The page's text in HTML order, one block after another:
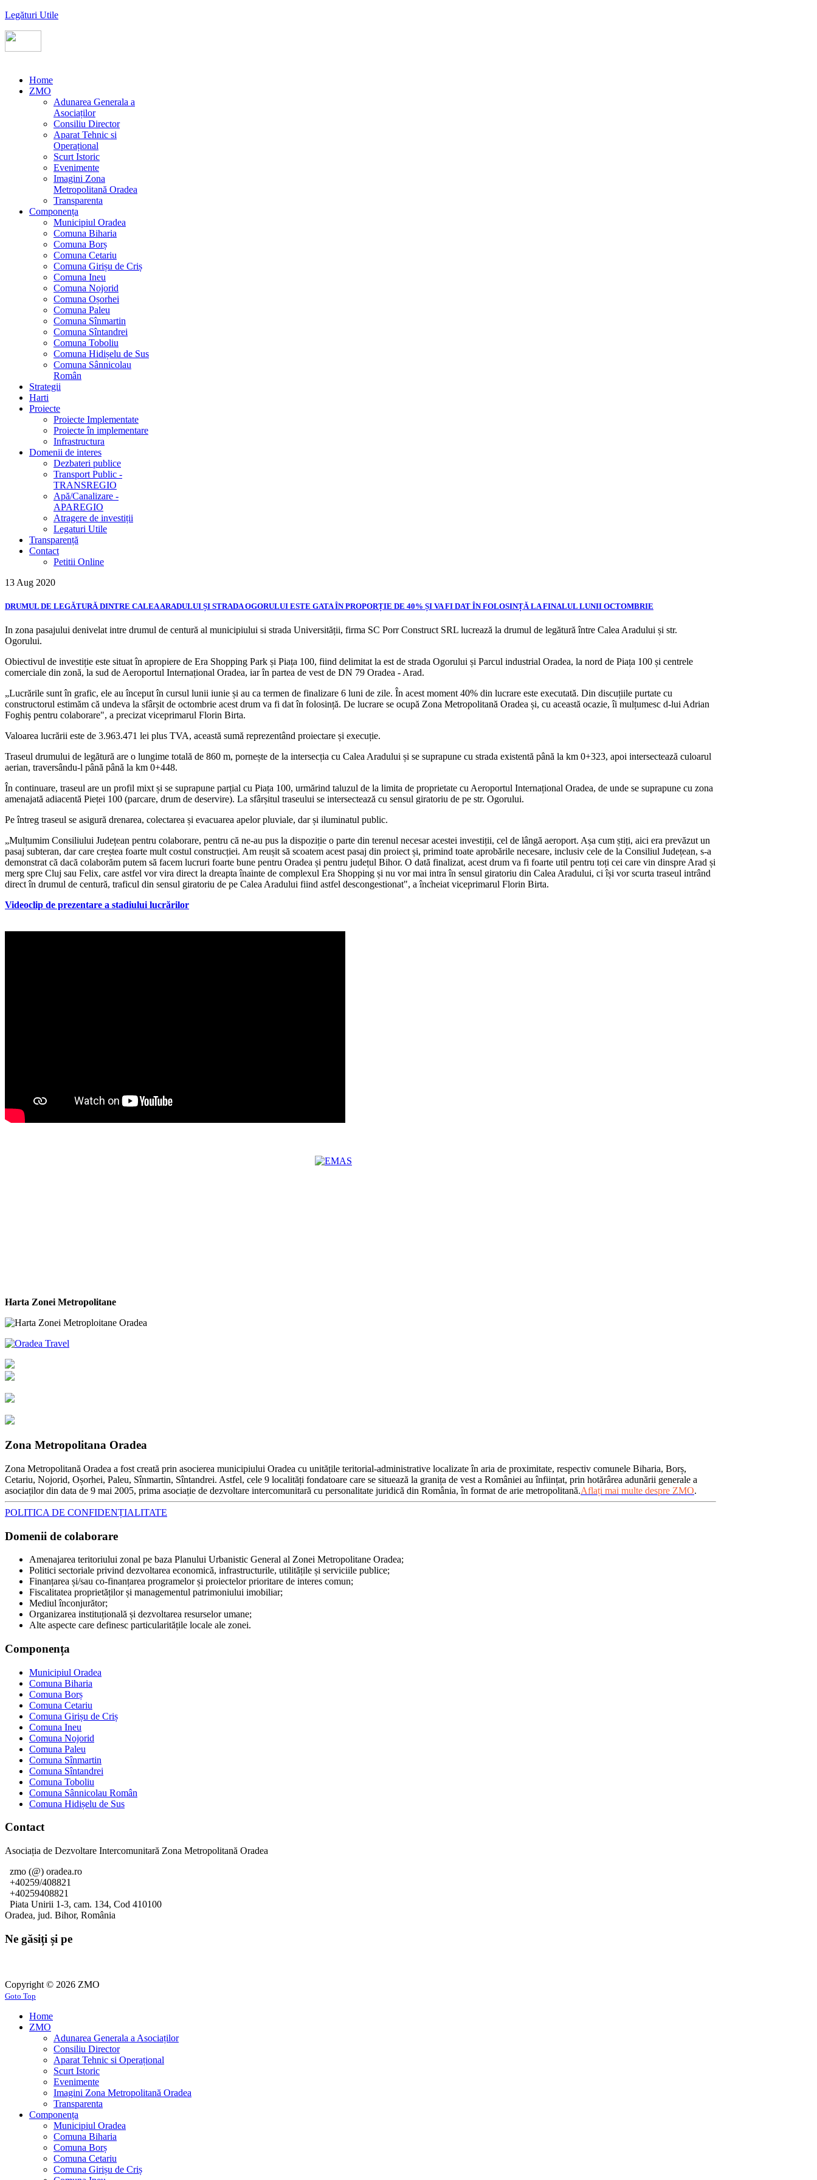
Legături Utile
Home
ZMO
Adunarea Generala a
Asociaților
Consiliu Director
Aparat Tehnic si
Operațional
Scurt Istoric
Evenimente
Imagini Zona
Metropolitană Oradea
Transparenta
Componența
Municipiul Oradea
Comuna Biharia
Comuna Borș
Comuna Cetariu
Comuna Girișu de Criș
Comuna Ineu
Comuna Nojorid
Comuna Oșorhei
Comuna Paleu
Comuna Sînmartin
Comuna Sîntandrei
Comuna Toboliu
Comuna Hidișelu de Sus
Comuna Sânnicolau
Român
Strategii
Harti
Proiecte
Proiecte Implementate
Proiecte în implementare
Infrastructura
Domenii de interes
Dezbateri publice
Transport Public -
TRANSREGIO
Apă/Canalizare -
APAREGIO
Atragere de investiții
Legaturi Utile
Transparență
Contact
Petitii Online
13 Aug 2020
DRUMUL DE LEGĂTURĂ DINTRE CALEA ARADULUI ȘI STRADA OGORULUI ESTE GATA ÎN PROPORȚIE DE 40% ȘI VA FI DAT ÎN FOLOSINȚĂ LA FINALUL LUNII OCTOMBRIE
In zona pasajului denivelat intre drumul de centură al municipiului si strada Universității, firma SC Porr Construct SRL lucrează la drumul de legătură între Calea Aradului și str.
Ogorului.
Obiectivul de investiție este situat în apropiere de Era Shopping Park și Piața 100, fiind delimitat la est de strada Ogorului și Parcul industrial Oradea, la nord de Piața 100 și centrele
comerciale din zonă, la sud de Aeroportul Internațional Oradea, iar în partea de vest de DN 79 Oradea - Arad.
„Lucrările sunt în grafic, ele au început în cursul lunii iunie și au ca termen de finalizare 6 luni de zile. În acest moment 40% din lucrare este executată. Din discuțiile purtate cu
constructorul estimăm că undeva la sfârșit de octombrie acest drum va fi dat în folosință. De lucrare se ocupă Zona Metropolitană Oradea și, cu această ocazie, îi mulțumesc d-lui Adrian
Foghiș pentru colaborare", a precizat viceprimarul Florin Birta.
Valoarea lucrării este de 3.963.471 lei plus TVA, această sumă reprezentând proiectare și execuție.
Traseul drumului de legătură are o lungime totală de 860 m, pornește de la intersecția cu Calea Aradului și se suprapune cu strada existentă până la km 0+323, apoi intersectează culoarul
aerian, traversându-l până până la km 0+448.
În continuare, traseul are un profil mixt și se suprapune parțial cu Piața 100, urmărind taluzul de la limita de proprietate cu Aeroportul Internațional Oradea, de unde se suprapune cu zona
amenajată adiacentă Pieței 100 (parcare, drum de deservire). La sfârșitul traseului se intersectează cu sensul giratoriu de pe str. Ogorului.
Pe întreg traseul se asigură drenarea, colectarea și evacuarea apelor pluviale, dar și iluminatul public.
„Mulțumim Consiliului Județean pentru colaborare, pentru că ne-au pus la dispoziție o parte din terenul necesar acestei investiții, cel de lângă aeroport. Așa cum știți, aici era prevăzut un
pasaj subteran, dar care creștea foarte mult costul construcției. Am reușit să scoatem acest pasaj din proiect și, primind toate aprobările necesare, inclusiv cele de la Consiliul Județean, s-a
demonstrat că dacă colaborăm putem să facem lucruri foarte bune pentru Oradea și pentru județul Bihor. O dată finalizat, acest drum va fi foarte util pentru toți cei care vin dinspre Arad și
merg spre Cluj sau Felix, care astfel vor vira direct la dreapta înainte de complexul Era Shopping și nu vor mai intra în sensul giratoriu din Calea Aradului, ci își vor scurta traseul intrând
direct în drumul de centură, traficul din sensul giratoriu de pe Calea Aradului fiind astfel descongestionat", a încheiat viceprimarul Florin Birta.
Videoclip de prezentare a stadiului lucrărilor
Harta Zonei Metropolitane
Zona Metropolitana Oradea
Zona Metropolitană Oradea a fost creată prin asocierea municipiului Oradea cu unitățile teritorial-administrative localizate în aria de proximitate, respectiv comunele Biharia, Borș,
Cetariu, Nojorid, Oșorhei, Paleu, Sînmartin, Sîntandrei. Astfel, cele 9 localități fondatoare care se situează la granița de vest a României au înființat, prin hotărârea adunării generale a
asociaților din data de 9 mai 2005, prima asociație de dezvoltare intercomunitară cu personalitate juridică din România, în format de arie metropolitană.Aflați mai multe despre ZMO.
POLITICA DE CONFIDENȚIALITATE
Domenii de colaborare
Amenajarea teritoriului zonal pe baza Planului Urbanistic General al Zonei Metropolitane Oradea;
Politici sectoriale privind dezvoltarea economică, infrastructurile, utilitățile și serviciile publice;
Finanțarea și/sau co-finanțarea programelor și proiectelor prioritare de interes comun;
Fiscalitatea proprietăților și managementul patrimoniului imobiliar;
Mediul înconjurător;
Organizarea instituțională și dezvoltarea resurselor umane;
Alte aspecte care definesc particularitățile locale ale zonei.
Componența
Municipiul Oradea
Comuna Biharia
Comuna Borș
Comuna Cetariu
Comuna Girișu de Criș
Comuna Ineu
Comuna Nojorid
Comuna Paleu
Comuna Sînmartin
Comuna Sîntandrei
Comuna Toboliu
Comuna Sânnicolau Român
Comuna Hidișelu de Sus
Contact
Asociația de Dezvoltare Intercomunitară Zona Metropolitană Oradea
zmo (@) oradea.ro
+40259/408821
+40259408821
Piata Unirii 1-3, cam. 134, Cod 410100
Oradea, jud. Bihor, România
Ne găsiți și pe
Copyright © 2026 ZMO
Goto Top
Home
ZMO
Adunarea Generala a Asociaților
Consiliu Director
Aparat Tehnic si Operațional
Scurt Istoric
Evenimente
Imagini Zona Metropolitană Oradea
Transparenta
Componența
Municipiul Oradea
Comuna Biharia
Comuna Borș
Comuna Cetariu
Comuna Girișu de Criș